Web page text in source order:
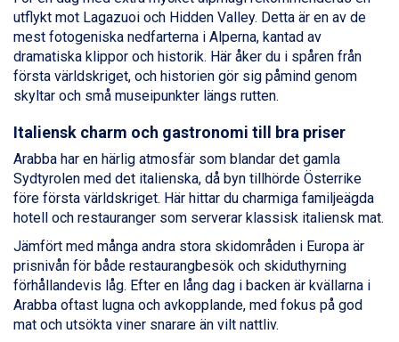
Canazei från 7.195 kr.
Livigno från 5.595 kr.
Ponte di Legno från 7.395 kr.
Sauze dOulx från 6.145 kr.
Alleghe från 8.545 kr.
Arabba från 11.045 kr.
La Thuile från 7.045 kr.
Cervinia från 8.245 kr.
Saalbach från 9.445 kr.
Sölden från 12.995 kr.
Passo Tonale från 5.895 kr.
Bad Hofgastein från 8.595 kr.
Champoluc från 5.945 kr.
Sestriere från 6.945 kr.
Wagrain från 7.095 kr.
Fieberbrunn från 9.645 kr.
utflykt mot Lagazuoi och Hidden Valley. Detta är en av de
mest fotogeniska nedfarterna i Alperna, kantad av
dramatiska klippor och historik. Här åker du i spåren från
första världskriget, och historien gör sig påmind genom
skyltar och små museipunkter längs rutten.
Italiensk charm och gastronomi till bra priser
Arabba har en härlig atmosfär som blandar det gamla
Sydtyrolen med det italienska, då byn tillhörde Österrike
före första världskriget. Här hittar du charmiga familjeägda
hotell och restauranger som serverar klassisk italiensk mat.
Jämfört med många andra stora skidområden i Europa är
prisnivån för både restaurangbesök och skiduthyrning
förhållandevis låg. Efter en lång dag i backen är kvällarna i
Arabba oftast lugna och avkopplande, med fokus på god
mat och utsökta viner snarare än vilt nattliv.